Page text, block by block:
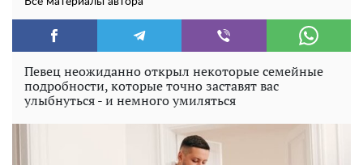
Певец неожиданно открыл некоторые семейные
подробности, которые точно заставят вас
улыбнуться - и немного умиляться